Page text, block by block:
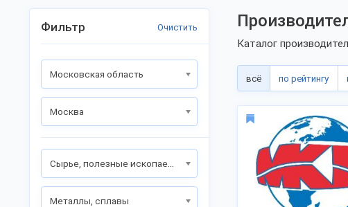
Каталог
всё по рейтингу
Фильтр Очистить
Московская область
Москва
Металлы, сплавы